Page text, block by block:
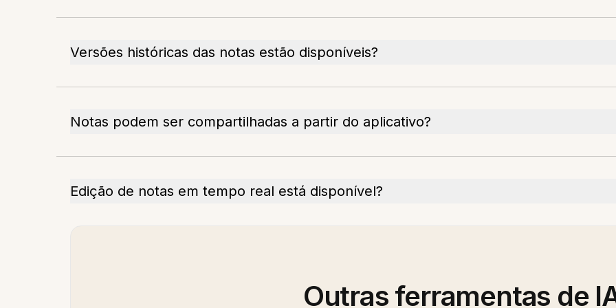
Versões históricas das notas estão disponíveis?
Notas podem ser compartilhadas a partir do aplicativo?
Edição de notas em tempo real está disponível?
Outras ferramentas de